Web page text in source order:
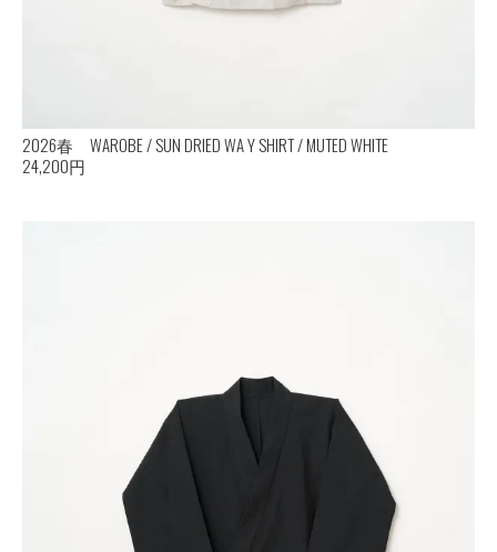
2026春 WAROBE / SUN DRIED WA Y SHIRT / MUTED WHITE
24,200円